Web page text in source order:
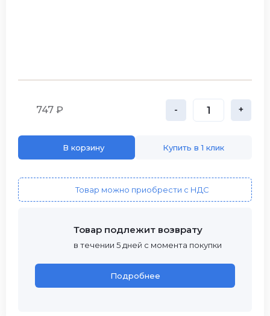
747 ₽ - +
В корзину Купить в 1 клик
Товар можно приобрести с НДС
Товар подлежит возврату
в течении 5 дней с момента покупки
Подробнее